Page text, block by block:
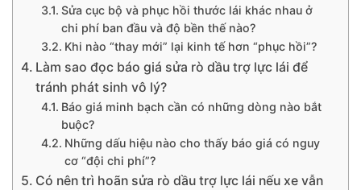
Sửa cục bộ và phục hồi thước lái khác nhau ở
chi phí ban đầu và độ bền thế nào?
Khi nào “thay mới” lại kinh tế hơn “phục hồi”?
Làm sao đọc báo giá sửa rò dầu trợ lực lái để
tránh phát sinh vô lý?
Báo giá minh bạch cần có những dòng nào bắt
buộc?
Những dấu hiệu nào cho thấy báo giá có nguy
cơ “đội chi phí”?
Có nên trì hoãn sửa rò dầu trợ lực lái nếu xe vẫn